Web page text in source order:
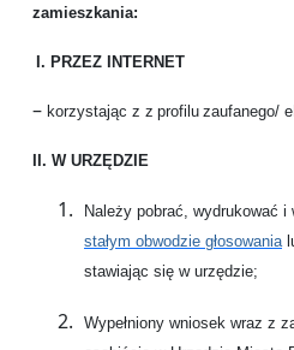
zamieszkania:
I. PRZEZ INTERNET
– korzystając z z profilu zaufanego/
II. W URZĘDZIE
Należy pobrać, wydrukować i
stałym obwodzie głosowania
stawiając się w urzędzie;
Wypełniony wniosek wraz z